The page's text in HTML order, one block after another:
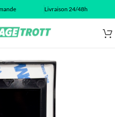
Livraison 24/48h